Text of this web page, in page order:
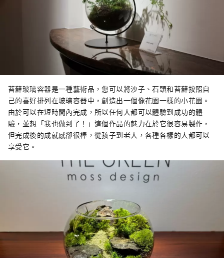
苔蘚玻璃容器是一種藝術品，您可以將沙子、石頭和苔蘚按照自
己的喜好排列在玻璃容器中，創造出一個像花園一樣的小花園。
由於可以在短時間內完成，所以任何人都可以體驗到成功的體
驗，並想「我也做到了！」這個作品的魅力在於它很容易製作，
但完成後的成就感卻很棒，從孩子到老人，各種各樣的人都可以
享受它。